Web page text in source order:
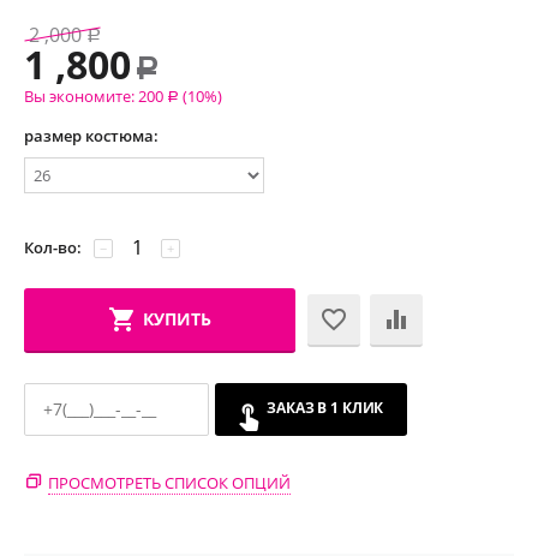
2 ,000 Р
1 ,800 Р
Вы экономите: 200 Р (10%)
размер костюма:
Кол-во: +
−
КУПИТЬ
ЗАКАЗ В 1 КЛИК
ПРОСМОТРЕТЬ СПИСОК ОПЦИЙ